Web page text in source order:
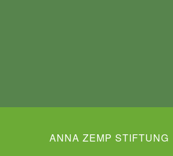
ANNA ZEMP STIFTUNG